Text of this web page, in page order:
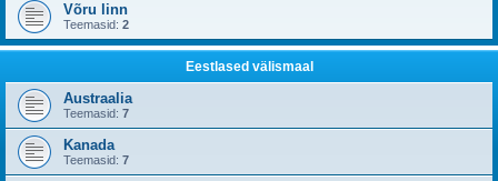
Võru linn
Teemasid: 2
Eestlased välismaal
Austraalia
Teemasid: 7
Kanada
Teemasid: 7